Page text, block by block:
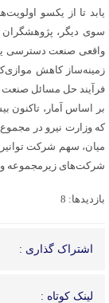
یابد تا از یکسو
سوی دیگر، پژوهشگران
واقعی صنعت دسترسی
زمینه‌ساز کاهش
فرآیند حل مسائل صنعت
شرکت‌های زیرمجموعه
بازدیدها: 8
اشتراک گذاری :
لینک کوتاه :